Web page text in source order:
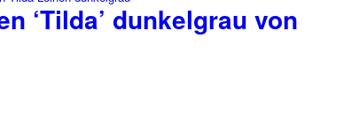
‘Tilda’ dunkelgrau von